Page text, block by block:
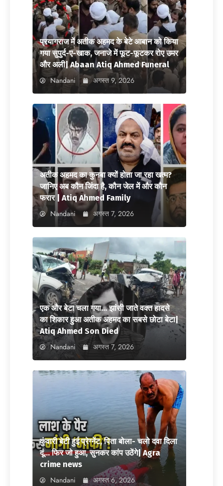
प्रयागराज में अतीक अहमद के बेटे आबान को किया
गया सुपुर्द-ए-खाक, जनाजे में फूट-फूटकर रोए उमर
और अली| Abaan Atiq Ahmed Funeral
Nandani अगस्त 9, 2026
अतीक अहमद का कुनबा क्यों होता जा रहा खत्म?
जानिए अब कौन जिंदा है, कौन जेल में और कौन
फरार | Atiq Ahmed Family
Nandani अगस्त 7, 2026
एक और बेटा चला गया… झांसी जाते वक्त हादसे
का शिकार हुआ अतीक अहमद का सबसे छोटा बेटा|
Atiq Ahmed Son Died
Nandani अगस्त 7, 2026
कुंवारी बेटी हुई प्रेग्नेंट, पिता बोला- चलो दवा दिला
दूं… फिर जो हुआ, सुनकर कांप उठेंगे| Agra
crime news
Nandani अगस्त 6, 2026